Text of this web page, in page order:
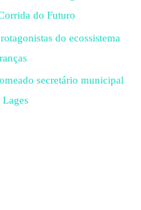
do Futuro
do ecossistema
secretário municipal